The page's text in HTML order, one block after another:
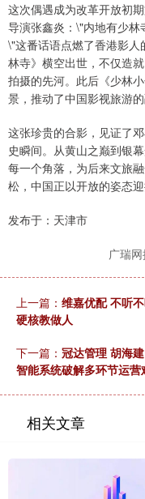
这次偶遇成为改革开放初
导演张鑫炎：\"内地有少林
\"这番话语点燃了香港影
林寺》横空出世，不仅造
拍摄的先河。此后《少林
景，推动了中国影视旅游的
这张珍贵的合影，见证了
史瞬间。从黄山之巅到银
每一个角落，为后来文旅
松，中国正以开放的姿态迎
发布于：天津市
广瑞
上一篇： 维嘉优配 不听
硬核教做人
下一篇： 冠达管理 胡海
智能系统破解多环节运营
相关文章